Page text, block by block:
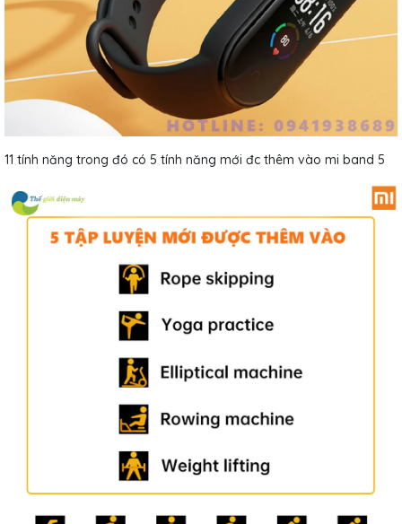
11 tính năng trong đó có 5 tính năng mới đc thêm vào mi band 5